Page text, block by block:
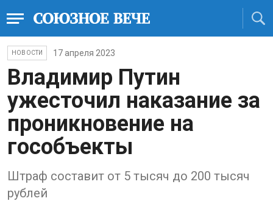
НОВОСТИ 17 апреля 2023
Владимир Путин
ужесточил наказание за
проникновение на
гособъекты
Штраф составит от 5 тысяч до 200 тысяч
рублей